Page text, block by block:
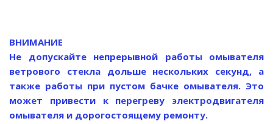
ВНИМАНИЕ
Не допускайте непрерывной работы омывателя
ветрового стекла дольше нескольких секунд, а
также работы при пустом бачке омывателя. Это
может привести к перегреву электродвигателя
омывателя и дорогостоящему ремонту.